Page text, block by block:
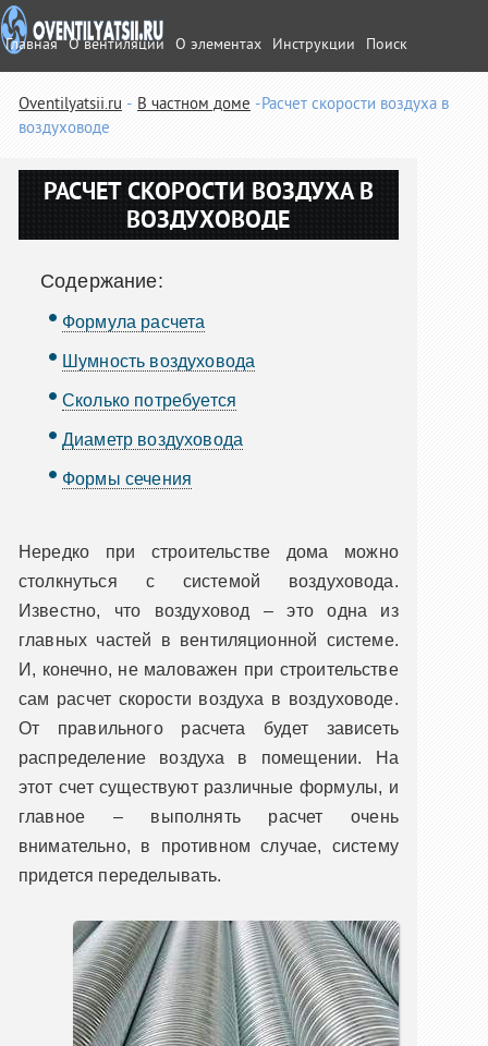
Главная О вентиляции О элементах Инструкции Поиск
Oventilyatsii.ru В частном доме Расчет скорости воздуха в
воздуховоде
РАСЧЕТ СКОРОСТИ ВОЗДУХА В
ВОЗДУХОВОДЕ
Содержание:
Формула расчета
Шумность воздуховода
Сколько потребуется
Диаметр воздуховода
Формы сечения
Нередко при строительстве дома можно
столкнуться с системой воздуховода.
Известно, что воздуховод – это одна из
главных частей в вентиляционной системе.
И, конечно, не маловажен при строительстве
сам расчет скорости воздуха в воздуховоде.
От правильного расчета будет зависеть
распределение воздуха в помещении. На
этот счет существуют различные формулы, и
главное – выполнять расчет очень
внимательно, в противном случае, систему
придется переделывать.